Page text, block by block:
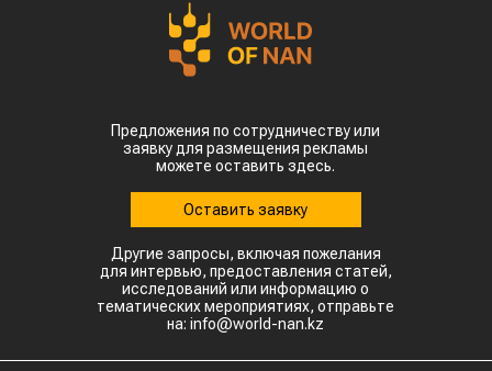
Предложения по сотрудничеству или
заявку для размещения рекламы
можете оставить здесь.
Оставить заявку
Другие запросы, включая пожелания
для интервью, предоставления статей,
исследований или информацию о
тематических мероприятиях, отправьте
на: info@world-nan.kz